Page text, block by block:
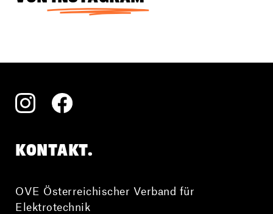
Elektrotechniklehre entschieden hat
KONTAKT.
OVE Österreichischer Verband für
Elektrotechnik